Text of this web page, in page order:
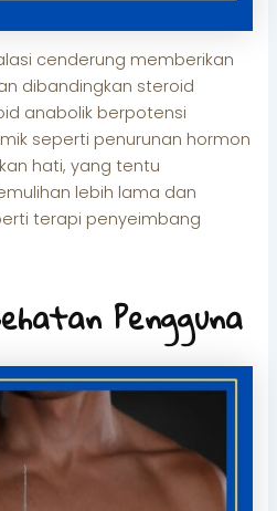
cenderung memberikan
dibandingkan steroid
anabolik berpotensi
seperti penurunan hormon
hati, yang tentu
lebih lama dan
terapi penyeimbang
Pengguna